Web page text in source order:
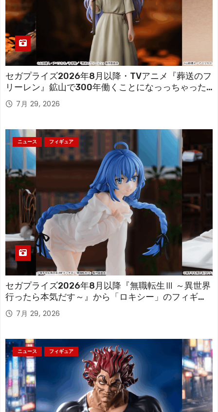
セガプライズ2026年8月以降・TVアニメ『葬送のフ
リーレン』鉱山で300年働くことになっっちゃった
「フリーレン」を立体化！
7月 29, 2026
ニュース フィギュア
セガプライズ2026年8月以降『無職転生Ⅲ ～異世界
行ったら本気だす～』から「ロキシー」のフィギュ
アが登場！
7月 29, 2026
ニュース フィギュア